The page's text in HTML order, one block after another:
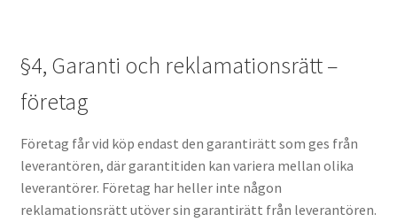
§4, Garanti och reklamationsrätt –
företag
Företag får vid köp endast den garantirätt som ges från
leverantören, där garantitiden kan variera mellan olika
leverantörer. Företag har heller inte någon
reklamationsrätt utöver sin garantirätt från leverantören.